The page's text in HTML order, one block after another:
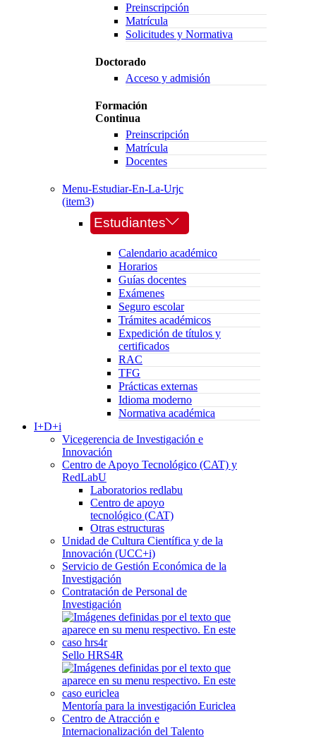
Preinscripción
Matrícula
Solicitudes y Normativa
Doctorado
Acceso y admisión
Formación
Continua
Preinscripción
Matrícula
Docentes
Menu-Estudiar-En-La-Urjc
(item3)
Estudiantes
Calendario académico
Horarios
Guías docentes
Exámenes
Seguro escolar
Trámites académicos
Expedición de títulos y
certificados
RAC
TFG
Prácticas externas
Idioma moderno
Normativa académica
I+D+i
Vicegerencia de Investigación e
Innovación
Centro de Apoyo Tecnológico (CAT) y
RedLabU
Laboratorios redlabu
Centro de apoyo
tecnológico (CAT)
Otras estructuras
Unidad de Cultura Científica y de la
Innovación (UCC+i)
Servicio de Gestión Económica de la
Investigación
Contratación de Personal de
Investigación
Sello HRS4R
Mentoría para la investigación Euriclea
Centro de Atracción e
Internacionalización del Talento